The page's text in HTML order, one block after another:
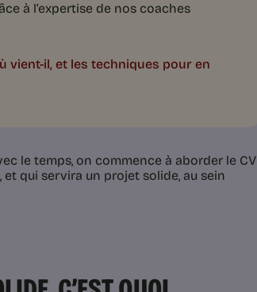
à l’expertise de nos coaches
vient-il, et les techniques pour en
le temps, on commence à aborder le CV
qui servira un projet solide, au sein